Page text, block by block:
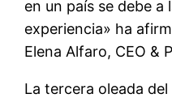
en un país se debe
experiencia» ha
Elena Alfaro, CEO &
La tercera oleada